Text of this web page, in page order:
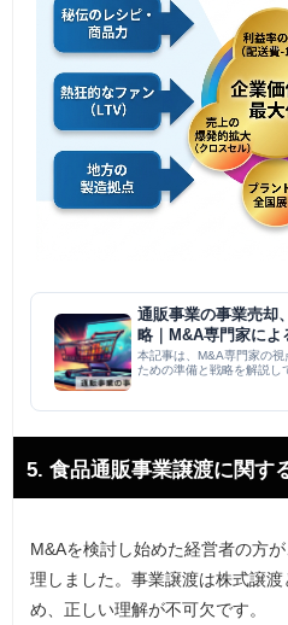
通販事業の事業売却
略｜M&A専門家に
PMI コラム
本記事は、M&A専門家の
ための準備と戦略を解説し
適...
5. 食品通販事業譲渡に関す
M&Aを検討し始めた経営者の方
理しました。事業譲渡は株式譲
め、正しい理解が不可欠です。